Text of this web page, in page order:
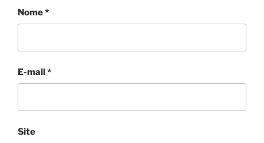
Nome*
E-mail*
Site